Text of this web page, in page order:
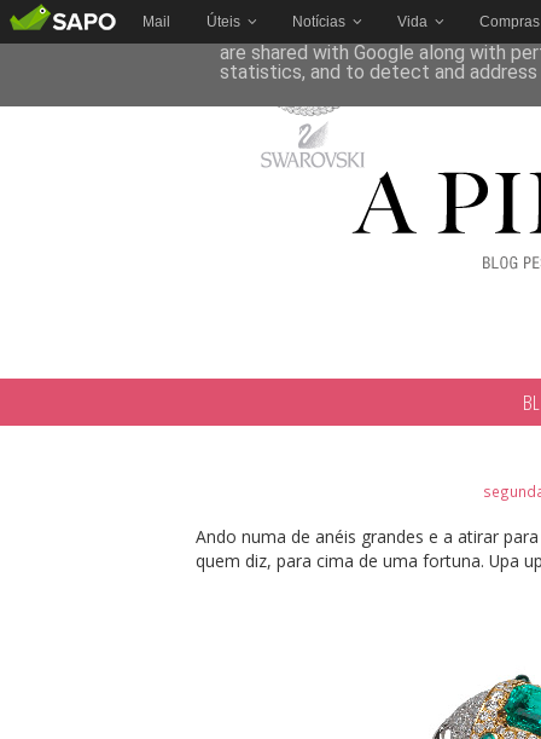
Mail Úteis Notícias Vida Compras
Ando numa de anéis grandes e a atirar
quem diz, para cima de uma fortuna. Upa
This site uses cookies from Google
are shared with Google along with
statistics, and to detect and address